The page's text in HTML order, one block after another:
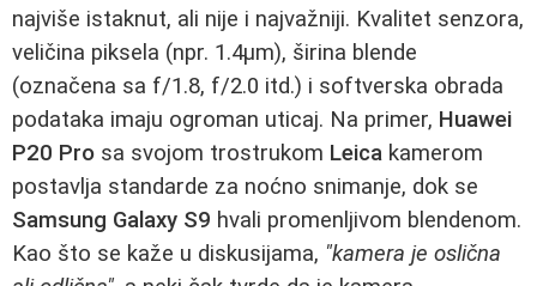
najviše istaknut, ali nije i najvažniji. Kvalitet senzora,
veličina piksela (npr. 1.4µm), širina blende
(označena sa f/1.8, f/2.0 itd.) i softverska obrada
podataka imaju ogroman uticaj. Na primer, Huawei
P20 Pro sa svojom trostrukom Leica kamerom
postavlja standarde za noćno snimanje, dok se
Samsung Galaxy S9 hvali promenljivom blendenom.
Kao što se kaže u diskusijama, "kamera je oslična